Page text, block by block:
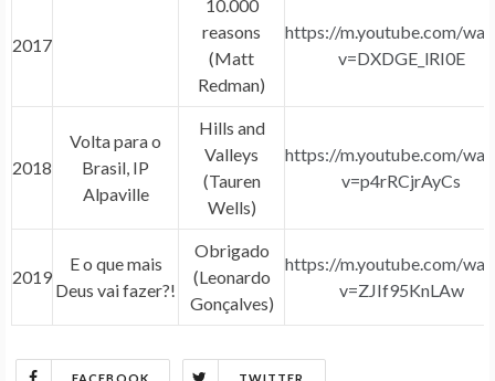
2017
10.000
reasons
(Matt
Redman)
https://m.youtube.com/
v=DXDGE_lRI0E
2018
Volta para o
Brasil, IP
Alpaville
Hills and
Valleys
(Tauren
Wells)
https://m.youtube.com/
v=p4rRCjrAyCs
2019
E o que mais
Deus vai fazer?!
Obrigado
(Leonardo
Gonçalves)
https://m.youtube.com/
v=ZJIf95KnLAw
FACEBOOK TWITTER